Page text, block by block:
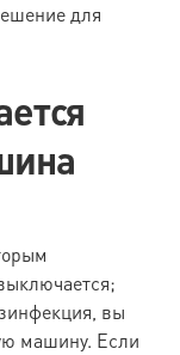
для
вы
машину. Если